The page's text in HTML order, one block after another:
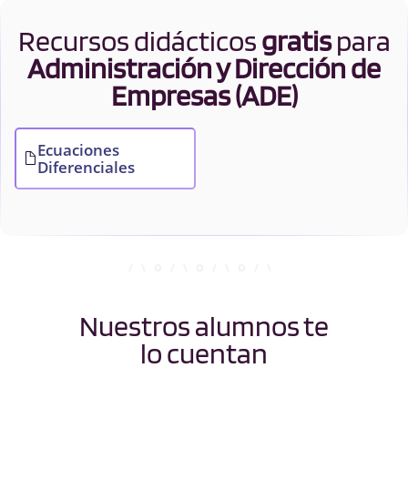
Recursos didácticosgratispara
Administración y Dirección de
Empresas (ADE)
Ecuaciones
Diferenciales
Nuestros alumnos te
lo cuentan